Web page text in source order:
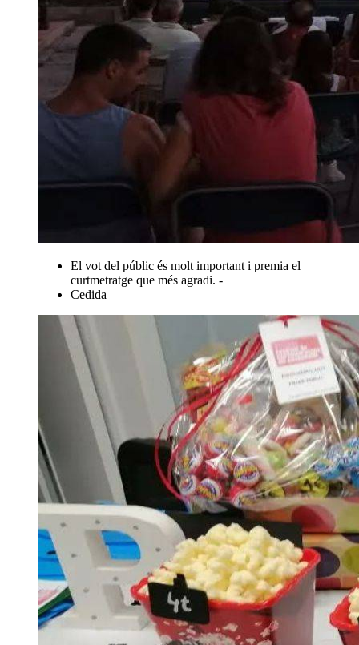
El vot del públic és molt important i premia el
curtmetratge que més agradi. -
Cedida